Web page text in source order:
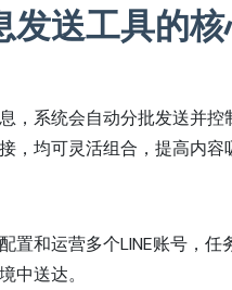
发送工具的
，系统会自动分批发送并控
，均可灵活组合，提高内容
置和运营多个LINE账号，
中送达。